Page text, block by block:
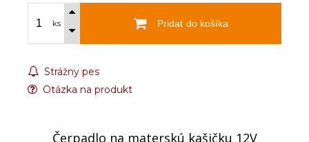
ks Pridať do košíka
Strážny pes
Otázka na produkt
Čerpadlo na materskú kašičku 12V